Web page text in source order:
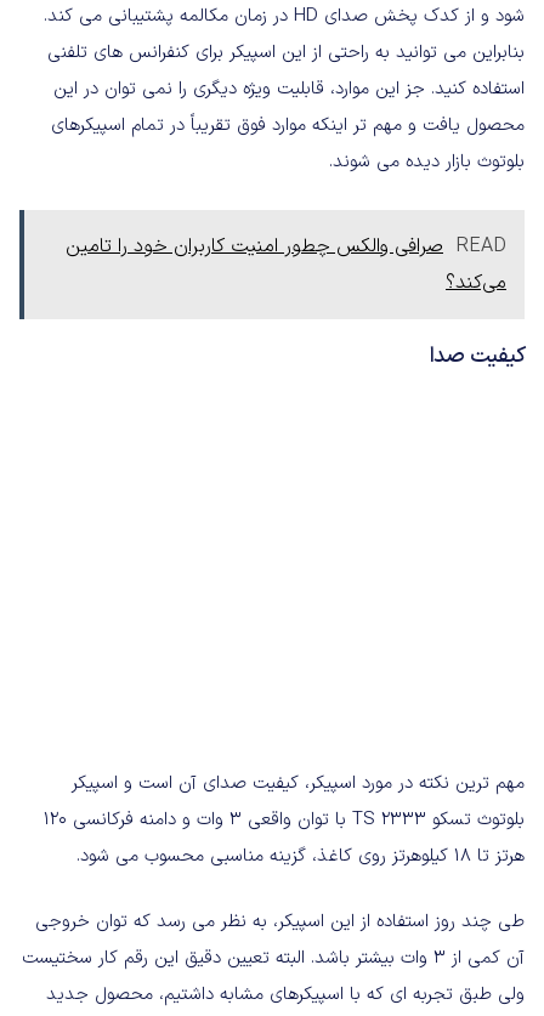
شود و از کدک پخش صدای HD در زمان مکالمه پشتیبانی می کند.
بنابراین می توانید به راحتی از این اسپیکر برای کنفرانس های تلفنی
استفاده کنید. جز این موارد، قابلیت ویژه دیگری را نمی توان در این
محصول یافت و مهم تر اینکه موارد فوق تقریباً در تمام اسپیکرهای
بلوتوث بازار دیده می شوند.
READ صرافی والکس چطور امنیت کاربران خود را تامین
می‌کند؟
کیفیت صدا
مهم ترین نکته در مورد اسپیکر، کیفیت صدای آن است و اسپیکر
بلوتوث تسکو TS 2333 با توان واقعی 3 وات و دامنه فرکانسی 120
هرتز تا 18 کیلوهرتز روی کاغذ، گزینه مناسبی محسوب می شود.
طی چند روز استفاده از این اسپیکر، به نظر می رسد که توان خروجی
آن کمی از 3 وات بیشتر باشد. البته تعیین دقیق این رقم کار سختیست
ولی طبق تجربه ای که با اسپیکرهای مشابه داشتیم، محصول جدید